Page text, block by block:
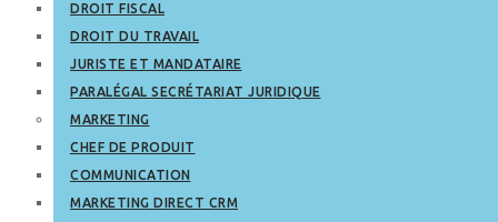
DROIT FISCAL
DROIT DU TRAVAIL
JURISTE ET MANDATAIRE
PARALÉGAL SECRÉTARIAT JURIDIQUE
MARKETING
CHEF DE PRODUIT
COMMUNICATION
MARKETING DIRECT CRM